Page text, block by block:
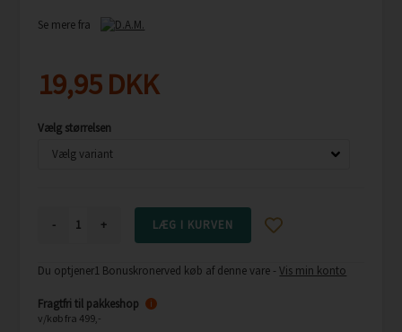
Se mere fra
19,95DKK
Vælg størrelsen
- +
Du optjener1 Bonuskronerved køb af denne vare -Vis min konto
Fragtfri til pakkeshop
v/køb fra 499,-
i